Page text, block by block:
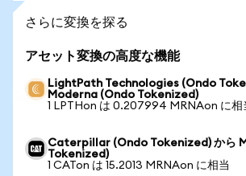
さらに変換を探る
アセット変換の高度な機能
LightPath Technologies (Ondo
Moderna (Ondo Tokenized)
1 LPTHon は 0.207994 MRNAon に相
Caterpillar (Ondo Tokenized) から
Tokenized)
1 CATon は 15.2013 MRNAon に相当